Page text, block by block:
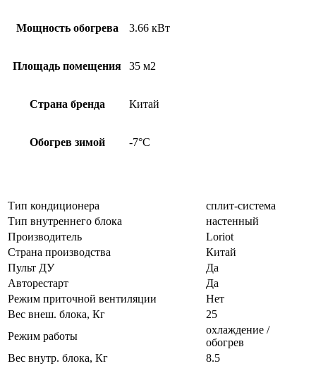
Мощность обогрева 3.66 кВт
Площадь помещения 35 м2
Страна бренда Китай
Обогрев зимой -7°С
Тип кондиционера
сплит-система
Тип внутреннего блока
настенный
Производитель
Loriot
Страна производства
Китай
Пульт ДУ
Да
Авторестарт
Да
Режим приточной вентиляции
Нет
Вес внеш. блока, Кг
25
Режим работы
охлаждение /
обогрев
Вес внутр. блока, Кг
8.5